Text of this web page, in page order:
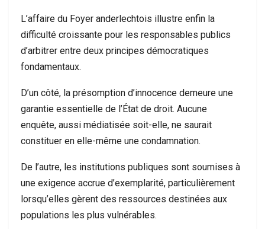
L’affaire du Foyer anderlechtois illustre enfin la
difficulté croissante pour les responsables publics
d’arbitrer entre deux principes démocratiques
fondamentaux.
D’un côté, la présomption d’innocence demeure une
garantie essentielle de l’État de droit. Aucune
enquête, aussi médiatisée soit-elle, ne saurait
constituer en elle-même une condamnation.
De l’autre, les institutions publiques sont soumises à
une exigence accrue d’exemplarité, particulièrement
lorsqu’elles gèrent des ressources destinées aux
populations les plus vulnérables.